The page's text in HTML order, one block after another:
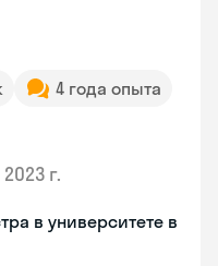
4 года опыта
2023 г.
в университете в